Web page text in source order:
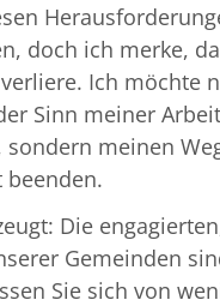
doch ich merke,
Ich möchte
Sinn meiner
sondern meinen
beenden.
Die
Gemeinden
Sie sich von